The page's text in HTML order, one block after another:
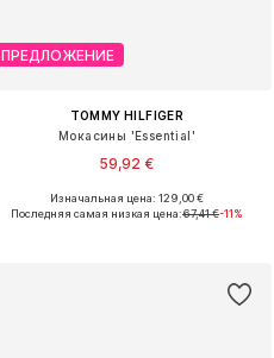
ПРЕДЛОЖЕНИЕ
TOMMY HILFIGER
Мокасины 'Essential'
59,92 €
Доступные размеры: 36, 37, 38, 39, 40
Изначальная цена: 129,00 €
Последняя самая низкая цена:67,41 €-11%